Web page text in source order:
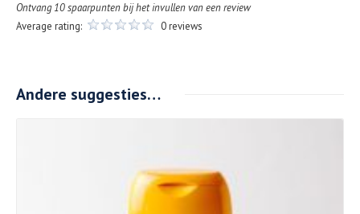
Ontvang 10 spaarpunten bij het invullen van een review
Average rating:
0 reviews
Andere suggesties…